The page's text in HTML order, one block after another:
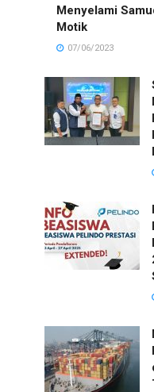
Menyelami
Motik
07/06/2023